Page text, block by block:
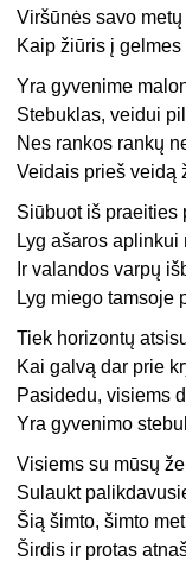
Viršūnės savo metų
Kaip žiūris į gelmes
Yra gyvenime
Stebuklas, veidui
Nes rankos rankų
Veidais prieš veidą
Siūbuot iš praeities
Lyg ašaros aplinkui
Ir valandos varpų
Lyg miego tamsoje
Tiek horizontų
Kai galvą dar prie
Pasidedu, visiems
Yra gyvenimo
Visiems su mūsų
Sulaukt
Šią šimto, šimto
Širdis ir protas